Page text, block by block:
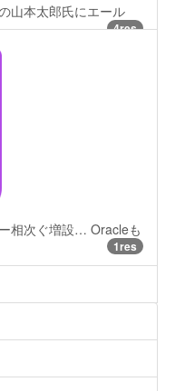
山本太郎氏にエール
4res
相次ぐ増設… Oracleも
1res